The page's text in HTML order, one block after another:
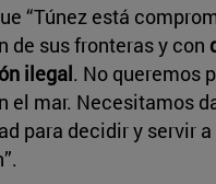
“Túnez está
de sus fronteras y con
ilegal. No queremos
el mar. Necesitamos
para decidir y servir